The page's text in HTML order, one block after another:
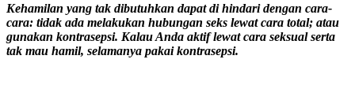
Kehamilan yang tak dibutuhkan dapat di hindari dengan cara-
cara: tidak ada melakukan hubungan seks lewat cara total; atau
gunakan kontrasepsi. Kalau Anda aktif lewat cara seksual serta
tak mau hamil, selamanya pakai kontrasepsi.